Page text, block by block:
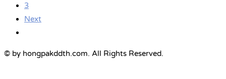
3
Next
© by hongpakddth.com. All Rights Reserved.